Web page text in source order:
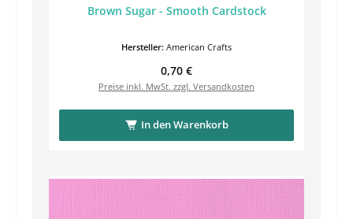
Brown Sugar - Smooth Cardstock
Hersteller: American Crafts
Regulärer Preis:
0,70 €
Preise inkl. MwSt. zzgl. Versandkosten
In den Warenkorb